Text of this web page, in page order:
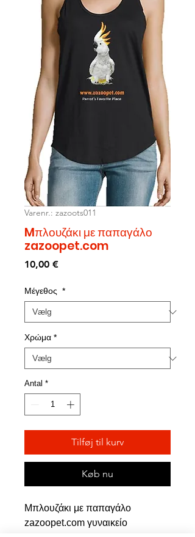
Varenr.: zazoots011
Mπλουζάκι με παπαγάλο
zazoopet.com
10,00 €Pris
Μέγεθος *
Χρώμα *
Antal *
Tilføj til kurv
Køb nu
Μπλουζάκι με παπαγάλο
zazoopet.com γυναικείο